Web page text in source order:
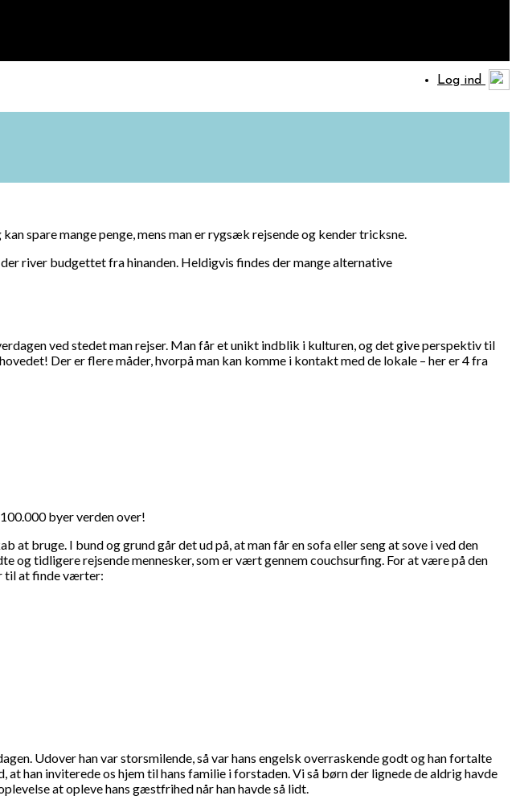
Log ind
spare mange penge, mens man er rygsæk rejsende og kender tricksne.
river budgettet fra hinanden. Heldigvis findes der mange alternative
ved stedet man rejser. Man får et unikt indblik i kulturen, og det give perspektiv til
Der er flere måder, hvorpå man kan komme i kontakt med de lokale – her er 4 fra
byer verden over!
bruge. I bund og grund går det ud på, at man får en sofa eller seng at sove i ved den
tidligere rejsende mennesker, som er vært gennem couchsurfing. For at være på den
til at finde værter:
Udover han var storsmilende, så var hans engelsk overraskende godt og han fortalte
han inviterede os hjem til hans familie i forstaden. Vi så børn der lignede de aldrig havde
at opleve hans gæstfrihed når han havde så lidt.